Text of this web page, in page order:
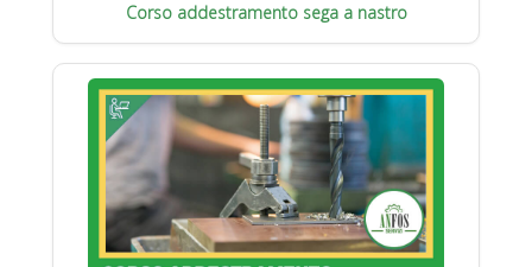
Corso addestramento sega a nastro